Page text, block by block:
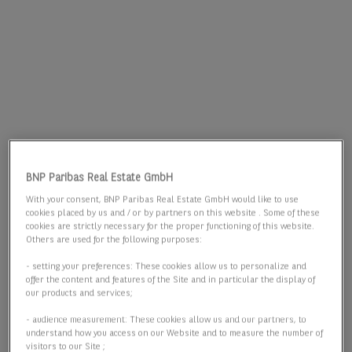
BNP Paribas Real Estate GmbH
With your consent, BNP Paribas Real Estate GmbH would like to use
cookies placed by us and / or by partners on this website . Some of these
cookies are strictly necessary for the proper functioning of this website.
Others are used for the following purposes:
- setting your preferences: These cookies allow us to personalize and
offer the content and features of the Site and in particular the display of
our products and services;
- audience measurement: These cookies allow us and our partners, to
understand how you access on our Website and to measure the number of
visitors to our Site ;